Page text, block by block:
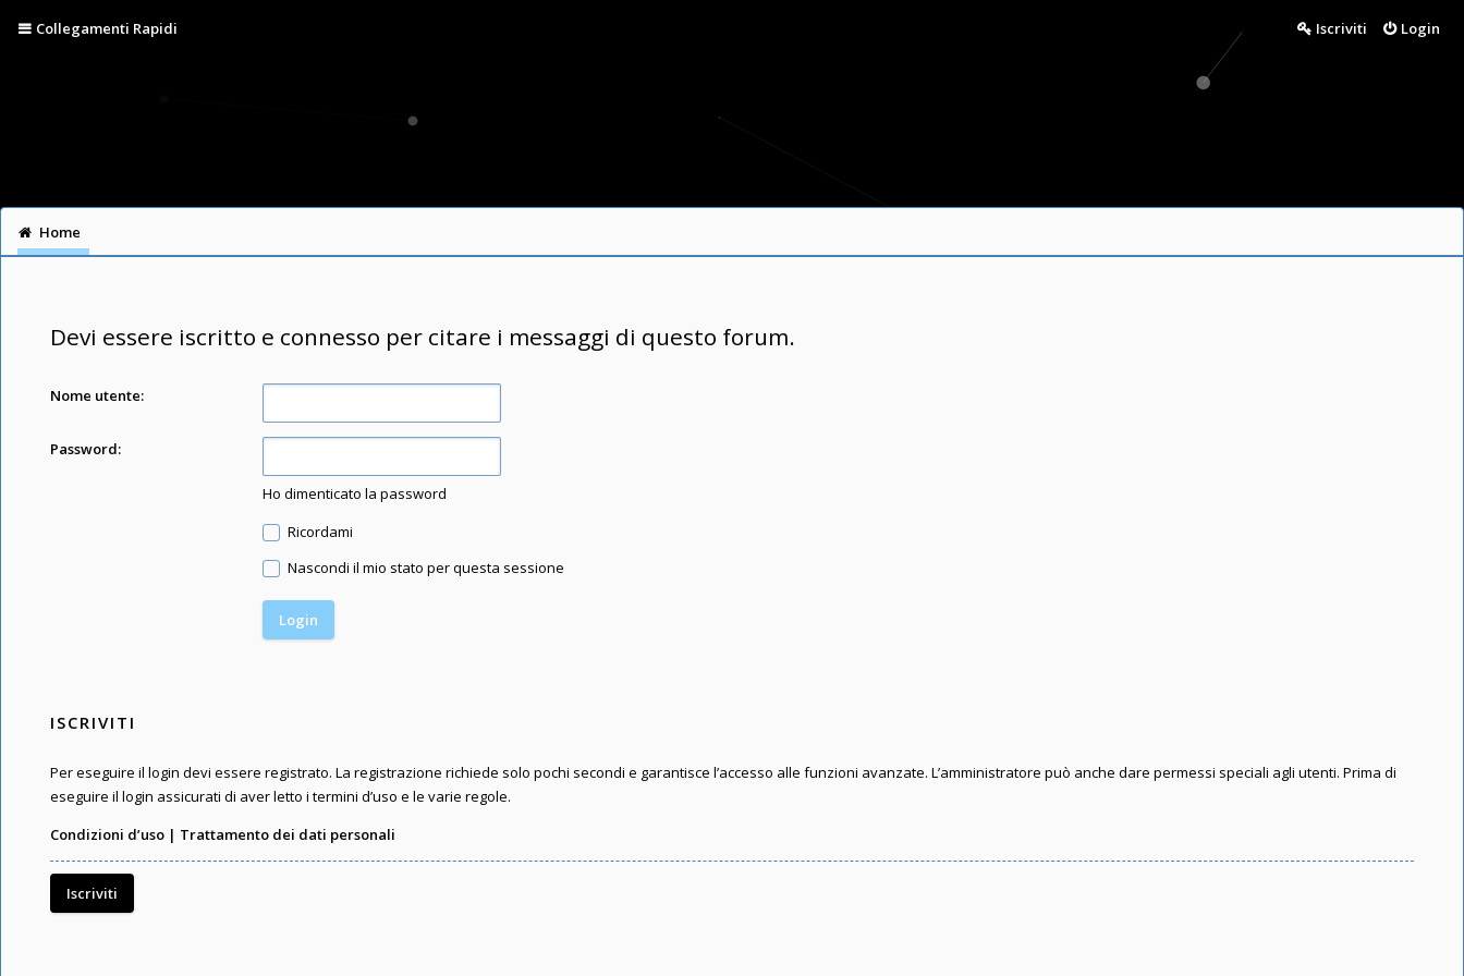
Collegamenti Rapidi Login
Iscriviti
Home
Devi essere iscritto e connesso per citare i messaggi di questo forum.
Nome utente:
Password:
Ho dimenticato la password
Ricordami
Nascondi il mio stato per questa sessione
ISCRIVITI
Per eseguire il login devi essere registrato. La registrazione richiede solo pochi secondi e garantisce l’accesso alle funzioni avanzate. L’amministratore può anche dare permessi speciali agli utenti. Prima di
eseguire il login assicurati di aver letto i termini d’uso e le varie regole.
Condizioni d’uso | Trattamento dei dati personali
Iscriviti